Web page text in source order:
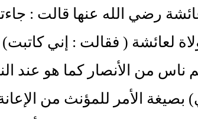
رضي الله عنها قالت :
لعائشة ( فقالت : إني
ناس من الأنصار كما هو عند
بصيغة الأمر للمؤنث من